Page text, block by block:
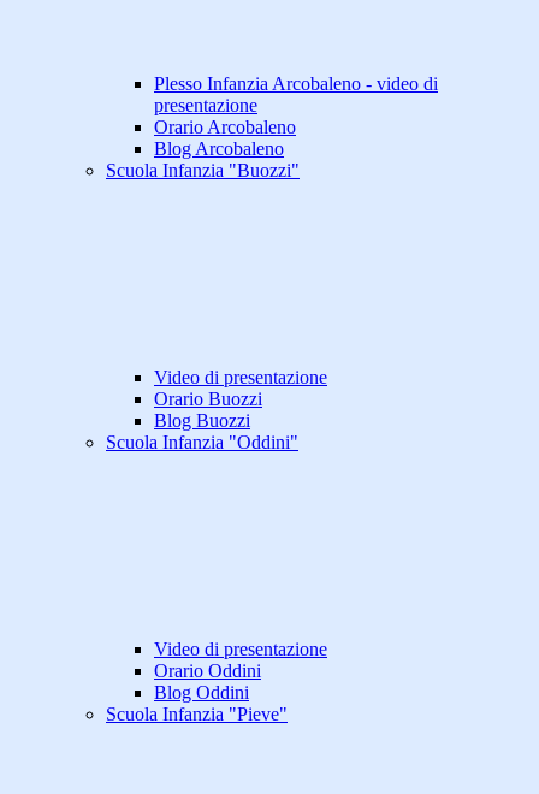
Plesso Infanzia Arcobaleno - video di
presentazione
Orario Arcobaleno
Blog Arcobaleno
Scuola Infanzia "Buozzi"
Video di presentazione
Orario Buozzi
Blog Buozzi
Scuola Infanzia "Oddini"
Video di presentazione
Orario Oddini
Blog Oddini
Scuola Infanzia "Pieve"